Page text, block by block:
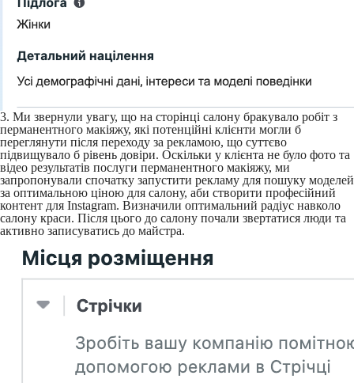
3. Ми звернули увагу, що на сторінці салону бракувало робіт з
перманентного макіяжу, які потенційні клієнти могли б
переглянути після переходу за рекламою, що суттєво
підвищувало б рівень довіри. Оскільки у клієнта не було фото та
відео результатів послуги перманентного макіяжу, ми
запропонували спочатку запустити рекламу для пошуку моделей
за оптимальною ціною для салону, аби створити професійний
контент для Instagram. Визначили оптимальний радіус навколо
салону краси. Після цього до салону почали звертатися люди та
активно записуватись до майстра.